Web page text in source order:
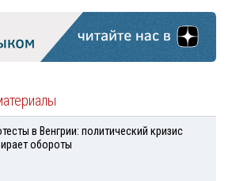
в Венгрии: политический кризис
обороты